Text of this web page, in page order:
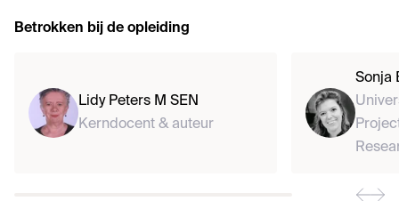
Betrokken bij de opleiding
Lidy Peters M SEN
Kerndocent & auteur
Sonja